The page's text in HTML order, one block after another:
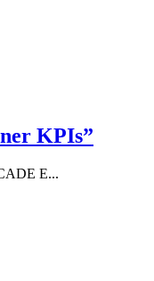
KPIs”
E...